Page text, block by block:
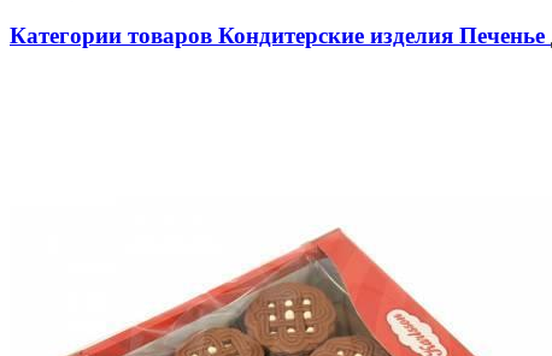
Категории товаров Кондитерские изделия Печенье